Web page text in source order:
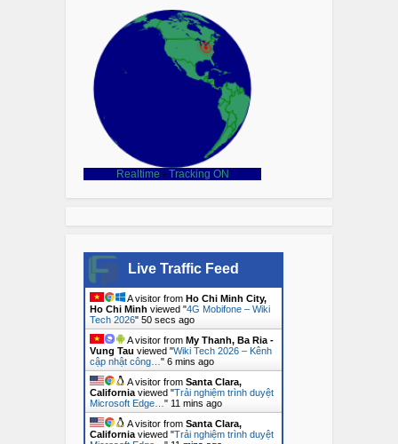
Realtime - Tracking ON
Live Traffic Feed
A visitor from Ho Chi Minh City,
Ho Chi Minh viewed "4G Mobifone – Wiki
Tech 2026" 51 secs ago
A visitor from My Thanh, Ba Ria -
Vung Tau viewed "Wiki Tech 2026 – Kênh
cập nhật công… " 6 mins ago
A visitor from Santa Clara,
California viewed "Trải nghiệm trình duyệt
Microsoft Edge… " 11 mins ago
A visitor from Santa Clara,
California viewed "Trải nghiệm trình duyệt